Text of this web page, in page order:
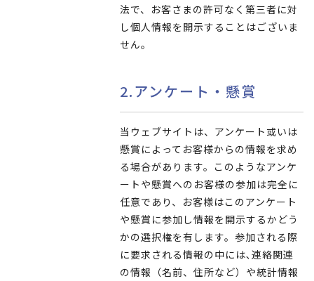
法で、お客さまの許可なく第三者に対
し個人情報を開示することはございま
せん。
2.アンケート・懸賞
当ウェブサイトは、アンケート或いは
懸賞によってお客様からの情報を求め
る場合があります。このようなアンケ
ートや懸賞へのお客様の参加は完全に
任意であり、お客様はこのアンケート
や懸賞に参加し情報を開示するかどう
かの選択権を有します。参加される際
に要求される情報の中には､連絡関連
の情報（名前、住所など）や統計情報